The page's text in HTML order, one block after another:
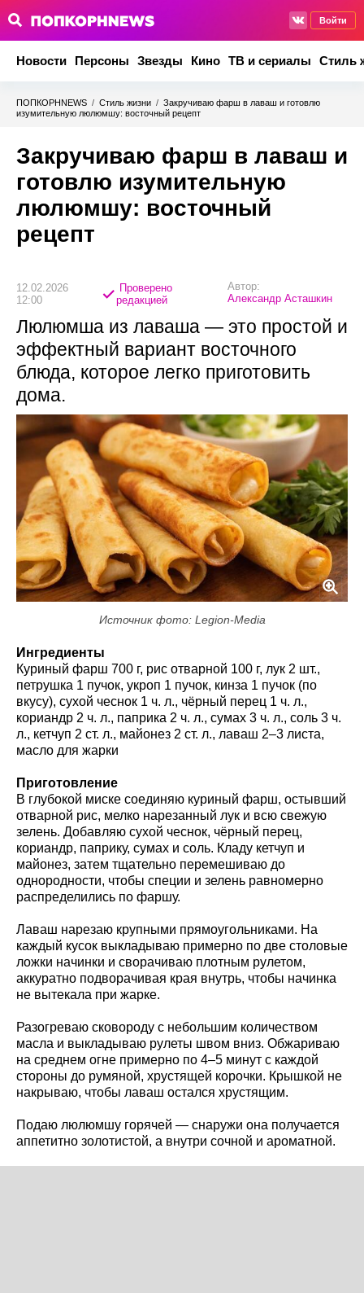
Войти
Новости Персоны Звезды Кино ТВ и сериалы Стиль
ПОПКОРНNEWS / Стиль жизни / Закручиваю фарш в лаваш и готовлю
изумительную люлюмшу: восточный рецепт
Закручиваю фарш в лаваш и
готовлю изумительную
люлюмшу: восточный
рецепт
12.02.2026
12:00
Проверено
редакцией
Автор:
Александр Асташкин
Люлюмша из лаваша — это простой и
эффектный вариант восточного
блюда, которое легко приготовить
дома.
Источник фото: Legion-Media
Ингредиенты
Куриный фарш 700 г, рис отварной 100 г, лук 2 шт.,
петрушка 1 пучок, укроп 1 пучок, кинза 1 пучок (по
вкусу), сухой чеснок 1 ч. л., чёрный перец 1 ч. л.,
кориандр 2 ч. л., паприка 2 ч. л., сумах 3 ч. л., соль 3 ч.
л., кетчуп 2 ст. л., майонез 2 ст. л., лаваш 2–3 листа,
масло для жарки
Приготовление
В глубокой миске соединяю куриный фарш, остывший
отварной рис, мелко нарезанный лук и всю свежую
зелень. Добавляю сухой чеснок, чёрный перец,
кориандр, паприку, сумах и соль. Кладу кетчуп и
майонез, затем тщательно перемешиваю до
однородности, чтобы специи и зелень равномерно
распределились по фаршу.
Лаваш нарезаю крупными прямоугольниками. На
каждый кусок выкладываю примерно по две столовые
ложки начинки и сворачиваю плотным рулетом,
аккуратно подворачивая края внутрь, чтобы начинка
не вытекала при жарке.
Разогреваю сковороду с небольшим количеством
масла и выкладываю рулеты швом вниз. Обжариваю
на среднем огне примерно по 4–5 минут с каждой
стороны до румяной, хрустящей корочки. Крышкой не
накрываю, чтобы лаваш остался хрустящим.
Подаю люлюмшу горячей — снаружи она получается
аппетитно золотистой, а внутри сочной и ароматной.